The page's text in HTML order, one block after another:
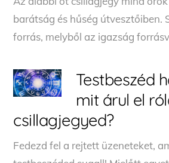
barátság és hűség útvesztőiben.
forrás, melyből az igazság
Testbeszéd
mit árul el
csillagjegyed?
Fedezd fel a rejtett üzeneteket,